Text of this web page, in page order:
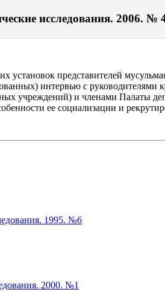
исследования. 2006. №
установок представителей
интервью с
учреждений) и членами Палаты
ее социализации и
1995. №6
2000. №1